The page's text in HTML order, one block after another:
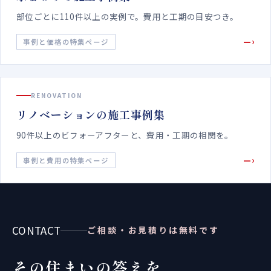
部位ごとに110件以上の実例で。費用と工期の目安つき。
事例と価格の特集ページ —›
RENOVATION
リノベーションの施工事例集
90件以上のビフォーアフターと、費用・工期の相関を。
事例と費用の特集ページ —›
CONTACT ご相談・お見積りは無料です